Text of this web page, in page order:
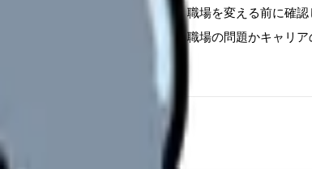
に退職をすすめるのではなく、職場を変える前に確
、職場の問題かキャリ